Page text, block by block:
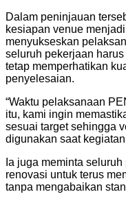
Dalam peninjauan
kesiapan venue
menyukseskan
seluruh pekerjaan
tetap memperhatikan
penyelesaian.
“Waktu pelaksanaan
itu, kami ingin
sesuai target sehingga
digunakan saat
Ia juga meminta
renovasi untuk terus
tanpa mengabaikan